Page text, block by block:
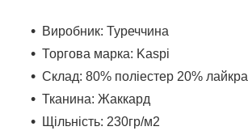
Виробник: Туреччина
Торгова марка: Kaspi
Склад: 80% поліестер 20% лайкра
Тканина: Жаккард
Щільність: 230гр/м2